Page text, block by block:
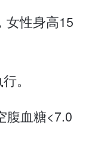
女性身高15
。
腹血糖<7.0